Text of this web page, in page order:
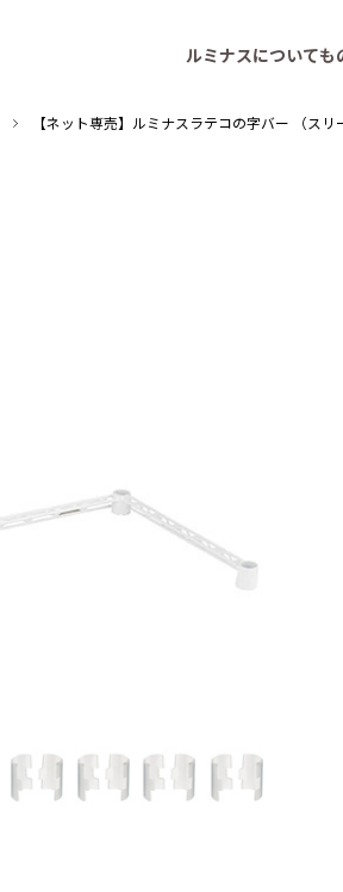
ルミナスについても
【ネット専売】ルミナスラテコの字バー （ス